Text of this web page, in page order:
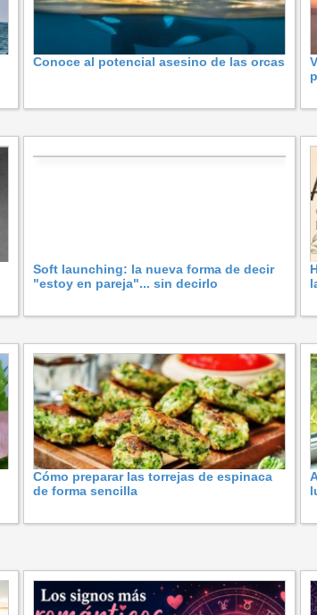
Conoce al potencial asesino de las orcas
Soft launching: la nueva forma de decir
"estoy en pareja"... sin decirlo
Cómo preparar las torrejas de espinaca
de forma sencilla